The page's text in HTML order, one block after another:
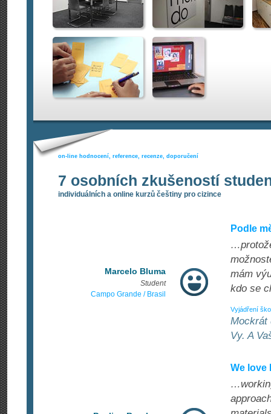
on-line hodnocení, reference, recenze, doporučení
7 osobních zkušeností
individuálních a online kurzů češtiny pro cizince
Marcelo Bluma
Student
Campo Grande / Brasil
Podle
mám
kdo se
Vyjádření
Mockrát
Vy. A
We love